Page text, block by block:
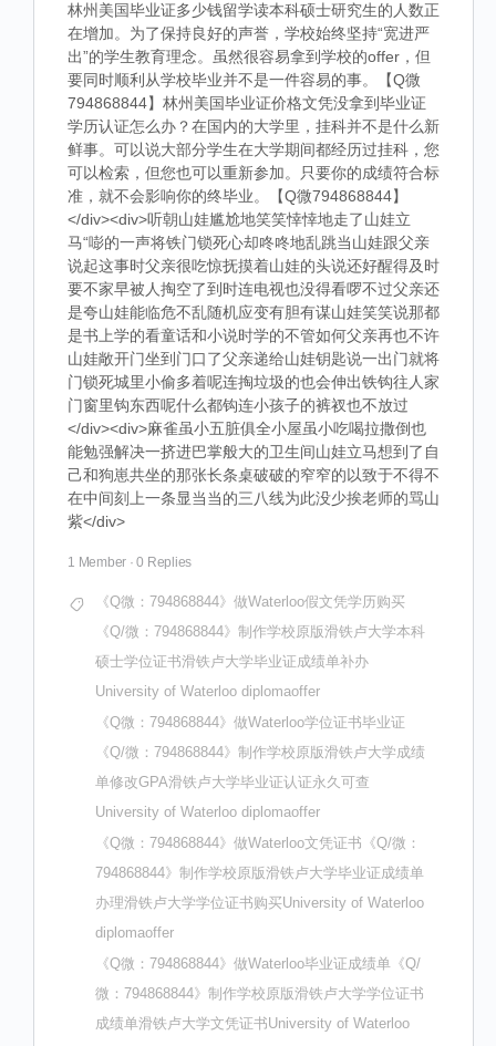
林州美国毕业证多少钱留学读本科硕士研究生的人数正
在增加。为了保持良好的声誉，学校始终坚持“宽进严
出”的学生教育理念。虽然很容易拿到学校的offer，但
要同时顺利从学校毕业并不是一件容易的事。【Q微
794868844】林州美国毕业证价格文凭没拿到毕业证
学历认证怎么办？在国内的大学里，挂科并不是什么新
鲜事。可以说大部分学生在大学期间都经历过挂科，您
可以检索，但您也可以重新参加。只要你的成绩符合标
准，就不会影响你的终毕业。【Q微794868844】
</div><div>听朝山娃尴尬地笑笑悻悻地走了山娃立
马“嘭的一声将铁门锁死心却咚咚地乱跳当山娃跟父亲
说起这事时父亲很吃惊抚摸着山娃的头说还好醒得及时
要不家早被人掏空了到时连电视也没得看啰不过父亲还
是夸山娃能临危不乱随机应变有胆有谋山娃笑笑说那都
是书上学的看童话和小说时学的不管如何父亲再也不许
山娃敞开门坐到门口了父亲递给山娃钥匙说一出门就将
门锁死城里小偷多着呢连掏垃圾的也会伸出铁钩往人家
门窗里钩东西呢什么都钩连小孩子的裤衩也不放过
</div><div>麻雀虽小五脏俱全小屋虽小吃喝拉撒倒也
能勉强解决一挤进巴掌般大的卫生间山娃立马想到了自
己和狗崽共坐的那张长条桌破破的窄窄的以致于不得不
在中间刻上一条显当当的三八线为此没少挨老师的骂山
紫</div>
1 Member · 0 Replies
《Q微：794868844》做Waterloo假文凭学历购买
《Q/微：794868844》制作学校原版滑铁卢大学本科
硕士学位证书滑铁卢大学毕业证成绩单补办
University of Waterloo diplomaoffer
《Q微：794868844》做Waterloo学位证书毕业证
《Q/微：794868844》制作学校原版滑铁卢大学成绩
单修改GPA滑铁卢大学毕业证认证永久可查
University of Waterloo diplomaoffer
《Q微：794868844》做Waterloo文凭证书《Q/微：
794868844》制作学校原版滑铁卢大学毕业证成绩单
办理滑铁卢大学学位证书购买University of Waterloo
diplomaoffer
《Q微：794868844》做Waterloo毕业证成绩单《Q/
微：794868844》制作学校原版滑铁卢大学学位证书
成绩单滑铁卢大学文凭证书University of Waterloo